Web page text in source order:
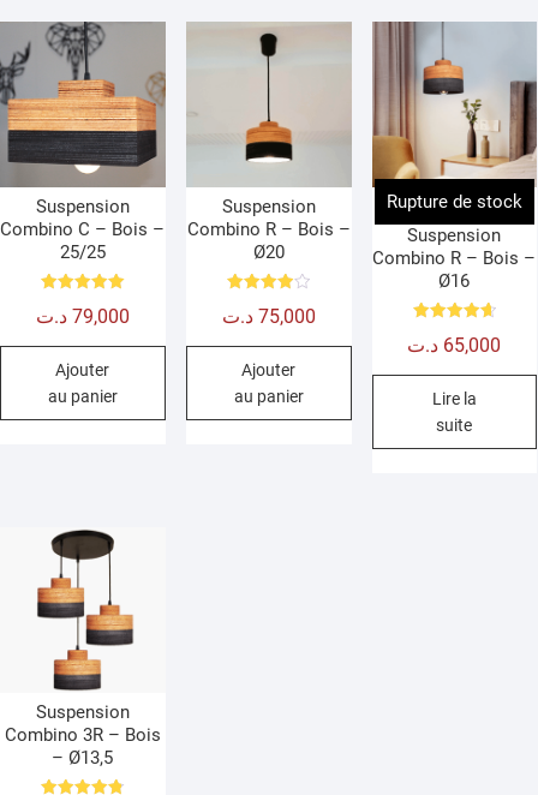
Suspension
Combino C – Bois –
25/25
5.00
79,000 د.ت
Ajouter
au panier
Suspension
Combino R – Bois –
Ø20
4.0075,000 د.ت
Ajouter
au panier
Rupture de stock
Suspension
Combino R – Bois –
Ø16
4.67
65,000 د.ت
Lire la
suite
Suspension
Combino 3R – Bois
– Ø13,5